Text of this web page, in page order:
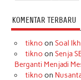
KOMENTAR TERBARU
tikno on Soal
tikno on Senja
Berganti Menjadi
tikno on